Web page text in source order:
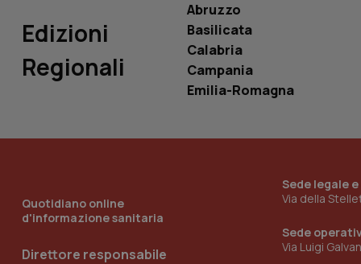
Edizioni
Regionali
Abruzzo
Basilicata
Calabria
Campania
Emilia-Romagna
Quotidiano online
d'informazione sanitaria
Direttore responsabile
Sede legale
Via della
Sede
Via Luigi
__Secure-YNID
__Secure-
ROLLOUT_TOKEN
tracking-sites-
ironfish-tracking-